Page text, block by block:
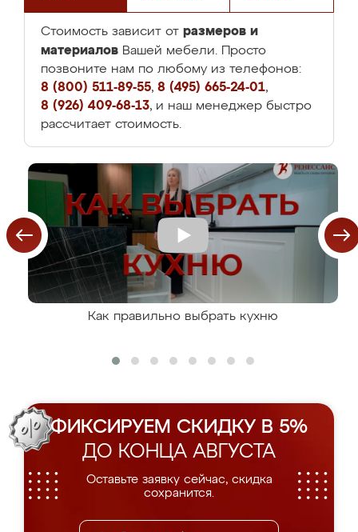
Стоимость зависит от размеров и
материалов Вашей мебели. Просто
позвоните нам по любому из телефонов:
8 (800) 511-89-55, 8 (495) 665-24-01,
8 (926) 409-68-13, и наш менеджер быстро
рассчитает стоимость.
Как правильно выбрать кухню
ФИКСИРУЕМ СКИДКУ В 5%
ДО КОНЦА АВГУСТА
Оставьте заявку сейчас, скидка
сохранится.